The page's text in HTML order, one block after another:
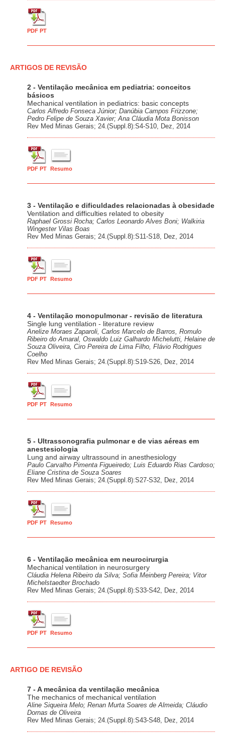
PDF PT
ARTIGOS DE REVISÃO
2 - Ventilação mecânica em pediatria: conceitos
básicos
Mechanical ventilation in pediatrics: basic concepts
Carlos Alfredo Fonseca Júnior; Danúbia Campos Frizzone;
Pedro Felipe de Souza Xavier; Ana Cláudia Mota Bonisson
Rev Med Minas Gerais; 24.(Suppl.8):S4-S10, Dez, 2014
PDF PT Resumo
3 - Ventilação e dificuldades relacionadas à obesidade
Ventilation and difficulties related to obesity
Raphael Grossi Rocha; Carlos Leonardo Alves Boni; Walkiria
Wingester Vilas Boas
Rev Med Minas Gerais; 24.(Suppl.8):S11-S18, Dez, 2014
PDF PT Resumo
4 - Ventilação monopulmonar - revisão de literatura
Single lung ventilation - literature review
Anelize Moraes Zaparoli, Carlos Marcelo de Barros, Romulo
Ribeiro do Amaral, Oswaldo Luiz Galhardo Michelutti, Helaine de
Souza Oliveira, Ciro Pereira de Lima Filho, Flávio Rodrigues
Coelho
Rev Med Minas Gerais; 24.(Suppl.8):S19-S26, Dez, 2014
PDF PT Resumo
5 - Ultrassonografia pulmonar e de vias aéreas em
anestesiologia
Lung and airway ultrassound in anesthesiology
Paulo Carvalho Pimenta Figueiredo; Luis Eduardo Rias Cardoso;
Eliane Cristina de Souza Soares
Rev Med Minas Gerais; 24.(Suppl.8):S27-S32, Dez, 2014
PDF PT Resumo
6 - Ventilação mecânica em neurocirurgia
Mechanical ventilation in neurosurgery
Cláudia Helena Ribeiro da Silva; Sofia Meinberg Pereira; Vitor
Michelstaedter Brochado
Rev Med Minas Gerais; 24.(Suppl.8):S33-S42, Dez, 2014
PDF PT Resumo
ARTIGO DE REVISÃO
7 - A mecânica da ventilação mecânica
The mechanics of mechanical ventilation
Aline Siqueira Melo; Renan Murta Soares de Almeida; Cláudio
Dornas de Oliveira
Rev Med Minas Gerais; 24.(Suppl.8):S43-S48, Dez, 2014